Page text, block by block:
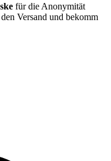
für die Anonymität
Versand und bekomm